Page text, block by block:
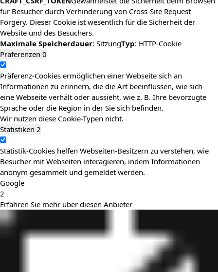
für Besucher durch Verhinderung von Cross-Site Request
Forgery. Dieser Cookie ist wesentlich für die Sicherheit der
Website und des Besuchers.
Maximale Speicherdauer: SitzungTyp: HTTP-Cookie
Präferenzen 0
Präferenz-Cookies ermöglichen einer Webseite sich an
Informationen zu erinnern, die die Art beeinflussen, wie sich
eine Webseite verhält oder aussieht, wie z. B. Ihre bevorzugte
Sprache oder die Region in der Sie sich befinden.
Wir nutzen diese Cookie-Typen nicht.
Statistiken 2
Statistik-Cookies helfen Webseiten-Besitzern zu verstehen, wie
Besucher mit Webseiten interagieren, indem Informationen
anonym gesammelt und gemeldet werden.
Google
2
Erfahren Sie mehr über diesen Anbieter